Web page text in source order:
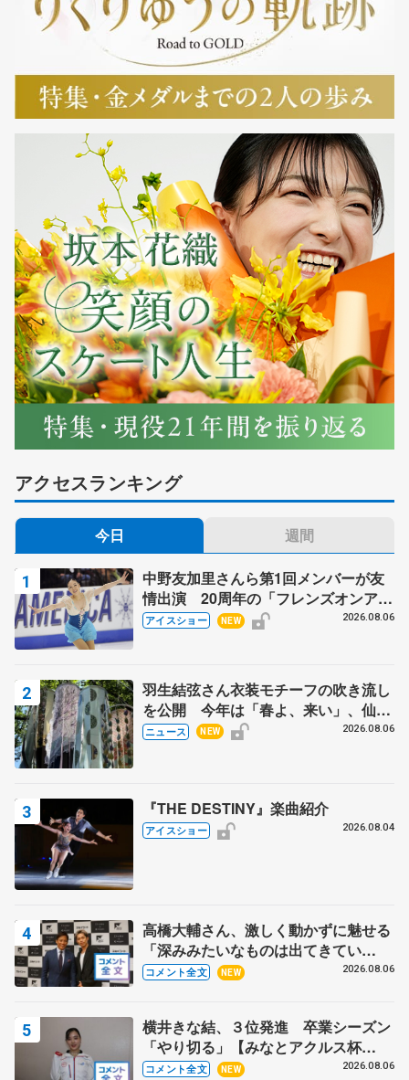
アクセスランキング
今日 週間
中野友加里さんら第1回メンバーが友
情出演 20周年の「フレンズオンアイ
ス」 宮本賢二さん、有川梨絵さん、
アイスショー NEW 2026.08.06
羽生結弦さん衣装モチーフの吹き流し
を公開 今年は「春よ、来い」、仙台
の瑞鳳殿
ニュース NEW 2026.08.06
『THE DESTINY』楽曲紹介
アイスショー 2026.08.04
高橋大輔さん、激しく動かずに魅せる
「深みみたいなものは出てきてい
る？」 〝兄さん〟と慕うレジェンド
コメント全文 NEW 2026.08.06
横井きな結、３位発進 卒業シーズン
「やり切る」【みなとアクルス杯
SP】
コメント全文 NEW 2026.08.06